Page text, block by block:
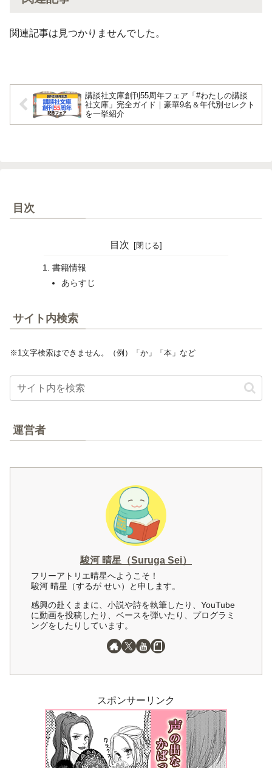
関連記事は見つかりませんでした。
講談社文庫創刊55周年フェア「#わたしの講談
社文庫」完全ガイド｜豪華9名＆年代別セレクト
を一挙紹介
目次
目次
書籍情報
あらすじ
サイト内検索
※1文字検索はできません。（例）「か」「本」など
運営者
駿河 晴星（Suruga Sei）
フリーアトリエ晴星へようこそ！
駿河 晴星（するが せい）と申します。
感興の赴くままに、小説や詩を執筆したり、YouTube
に動画を投稿したり、ベースを弾いたり、プログラミ
ングをしたりしています。
スポンサーリンク